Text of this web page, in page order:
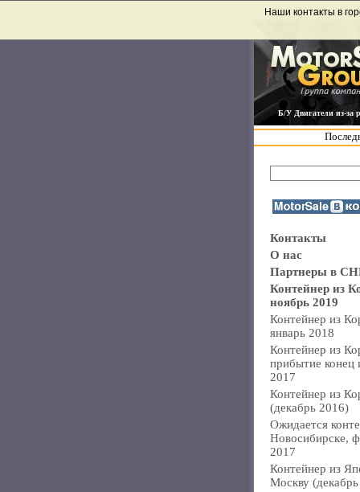
Б/У Двигатели из-за
Наши контакты в
Контакты
О нас
Партнеры в
Контейнер из
ноябрь 2019
Контейнер из
январь 2018
Контейнер из
прибытие конец
2017
Контейнер из
(декабрь 2016)
Ожидается
Новосибирске,
2017
Контейнер из
Москву